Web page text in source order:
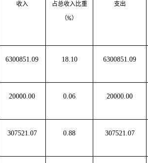
收入 占总收入比重
（%）
支出
6300851.09 18.10 6300851.09
20000.00 0.06 20000.00
307521.07 0.88 307521.07